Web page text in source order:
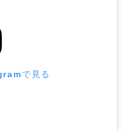
で見る